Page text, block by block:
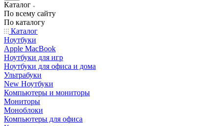
Каталог
По всему сайту
По каталогу
Каталог
Ноутбуки
Apple MacBook
Ноутбуки для игр
Ноутбуки для офиса и дома
Ультрабуки
New Ноутбуки
Компьютеры и мониторы
Мониторы
Моноблоки
Компьютеры для офиса